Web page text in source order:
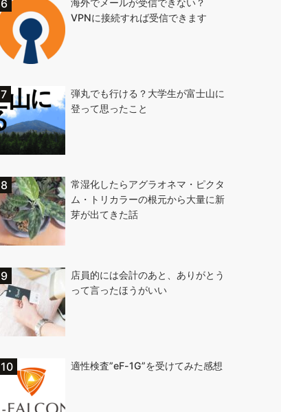
海外でメールが受信できない？
VPNに接続すれば受信できます
弾丸でも行ける？大学生が富士山に
登って思ったこと
常湿化したらアグラオネマ・ピクタ
ム・トリカラーの根元から大量に新
芽が出てきた話
店員的には会計のあと、ありがとう
って言ったほうがいい
適性検査”eF-1G”を受けてみた感想